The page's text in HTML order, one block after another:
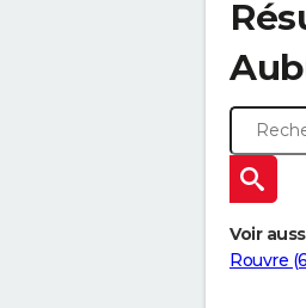
Voir
Rouvre